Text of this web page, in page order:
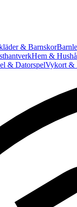
& Barnskor
Hem &
& DatorspelVykort &